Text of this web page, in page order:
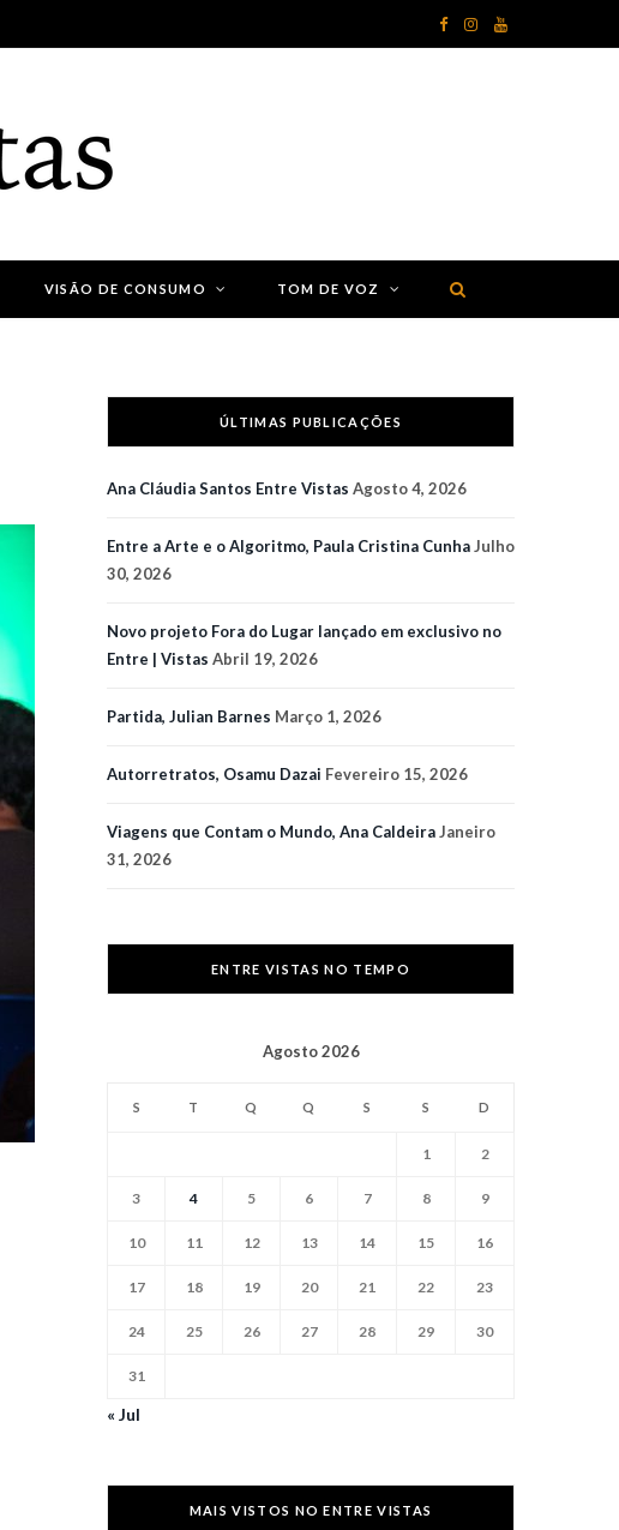
F
o
I
g
Y
b
VISÃO DE CONSUMO TOM DE VOZ
ÚLTIMAS PUBLICAÇÕES
Ana Cláudia Santos Entre Vistas Agosto 4, 2026
Entre a Arte e o Algoritmo, Paula Cristina CunhaJulho
30, 2026
Novo projeto Fora do Lugar lançado em exclusivo no
Entre | Vistas Abril 19, 2026
Partida, Julian Barnes Março 1, 2026
Autorretratos, Osamu Dazai Fevereiro 15, 2026
Viagens que Contam o Mundo, Ana CaldeiraJaneiro
31, 2026
ENTRE VISTAS NO TEMPO
Agosto 2026
S T Q Q S S D
1 2
3 4 5 6 7 8 9
10 11 12 13 14 15 16
17 18 19 20 21 22 23
24 25 26 27 28 29 30
31
« Jul
MAIS VISTOS NO ENTRE VISTAS